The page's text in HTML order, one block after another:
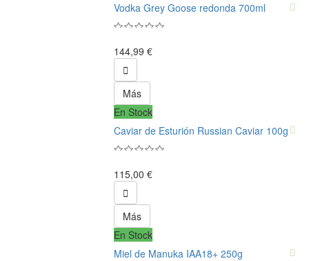
Vodka Grey Goose redonda 700ml
144,99 €

Más
En Stock
Caviar de Esturión Russian Caviar 100g
115,00 €

Más
En Stock
Miel de Manuka IAA18+ 250g